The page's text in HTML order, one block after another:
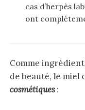
cas d’herpès
ont
Comme
de beauté, le miel
cosmétiques :